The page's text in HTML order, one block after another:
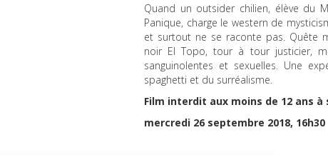
Quand un outsider chilien, élève du
Panique, charge le western de
et surtout ne se raconte pas. Quête
noir El Topo, tour à tour justicier,
sanguinolentes et sexuelles. Une
spaghetti et du surréalisme.
Film interdit aux moins de 12 ans à
mercredi 26 septembre 2018, 16h30